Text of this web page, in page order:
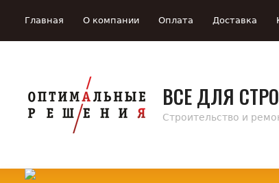
Главная О компании Оплата Доставка
ВСЕ ДЛЯ
Строительство и